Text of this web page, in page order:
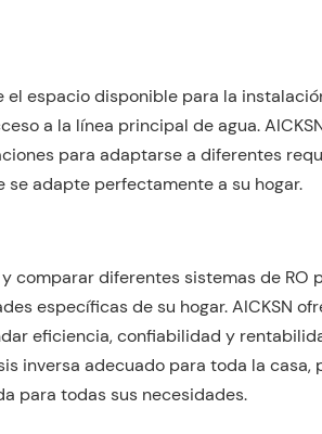
espacio disponible para la
a la línea principal de agua.
para adaptarse a diferentes
adapte perfectamente a su hogar.
diferentes sistemas de RO
específicas de su hogar. AICKSN
eficiencia, confiabilidad y
inversa adecuado para toda la casa,
para todas sus necesidades.